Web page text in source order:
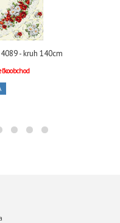
- kruh 140cm